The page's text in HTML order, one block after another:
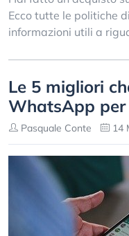
Ecco tutte le politiche
informazioni utili a
Le 5 migliori
WhatsApp per
Pasquale Conte 14